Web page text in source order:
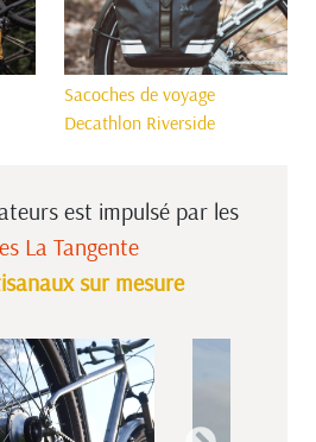
Sacoches de voyage
Decathlon Riverside
est impulsé par les
La Tangente
sur mesure